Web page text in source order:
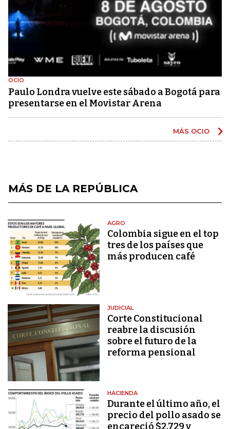
OCIO
Paulo Londra vuelve este sábado a Bogotá para
presentarse en el Movistar Arena
MÁS OCIO
MÁS DE LA REPÚBLICA
AGRO
Colombia sigue en el top
tres de los países que
más producen café
JUDICIAL
Corte Constitucional
reabre la discusión
sobre el futuro de la
reforma pensional
HACIENDA
Durante el último año, el
precio del pollo asado se
encareció $2.729 y